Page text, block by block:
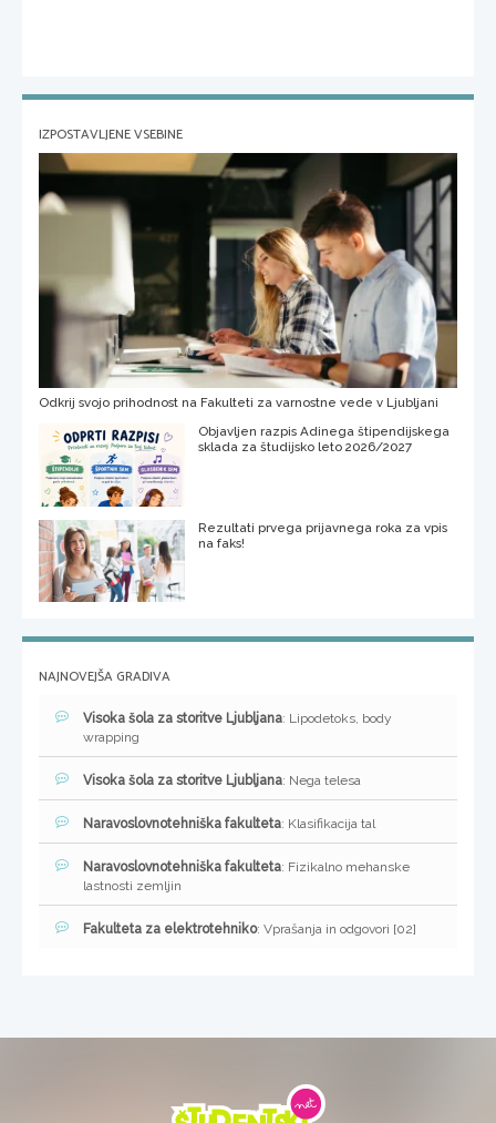
IZPOSTAVLJENE VSEBINE
Odkrij svojo prihodnost na Fakulteti za varnostne vede v Ljubljani
Objavljen razpis Adinega štipendijskega
sklada za študijsko leto 2026/2027
Rezultati prvega prijavnega roka za vpis
na faks!
NAJNOVEJŠA GRADIVA
Visoka šola za storitve Ljubljana: Lipodetoks, body
wrapping
Visoka šola za storitve Ljubljana: Nega telesa
Naravoslovnotehniška fakulteta: Klasifikacija tal
Naravoslovnotehniška fakulteta: Fizikalno mehanske
lastnosti zemljin
Fakulteta za elektrotehniko: Vprašanja in odgovori [02]